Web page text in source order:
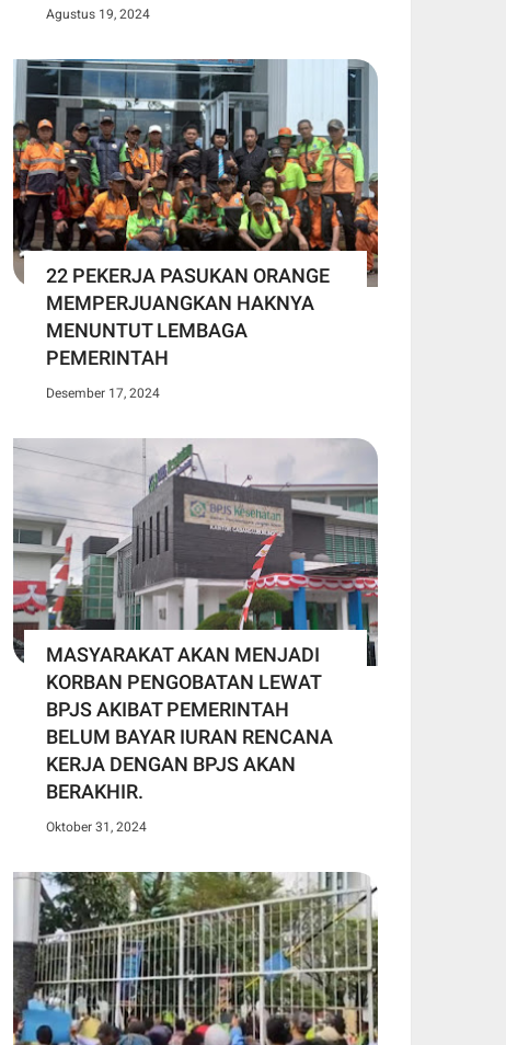
Agustus 19, 2024
22 PEKERJA PASUKAN ORANGE
MEMPERJUANGKAN HAKNYA
MENUNTUT LEMBAGA
PEMERINTAH
Desember 17, 2024
MASYARAKAT AKAN MENJADI
KORBAN PENGOBATAN LEWAT
BPJS AKIBAT PEMERINTAH
BELUM BAYAR IURAN RENCANA
KERJA DENGAN BPJS AKAN
BERAKHIR.
Oktober 31, 2024